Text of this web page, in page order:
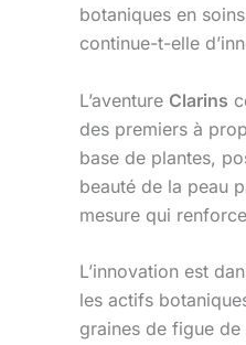
botaniques en
continue-t-elle
L’aventure Clarins
des premiers à
base de plantes,
beauté de la peau
mesure qui
L’innovation est
les actifs
graines de figue de